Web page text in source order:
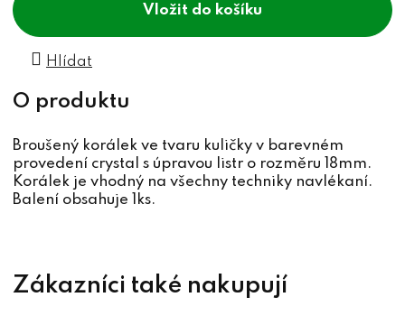
do košíku
Hlídat
Broušený korálek ve tvaru kuličky v barevném
provedení crystal s úpravou listr o rozměru 18mm.
Korálek je vhodný na všechny techniky navlékaní.
Balení obsahuje 1ks.